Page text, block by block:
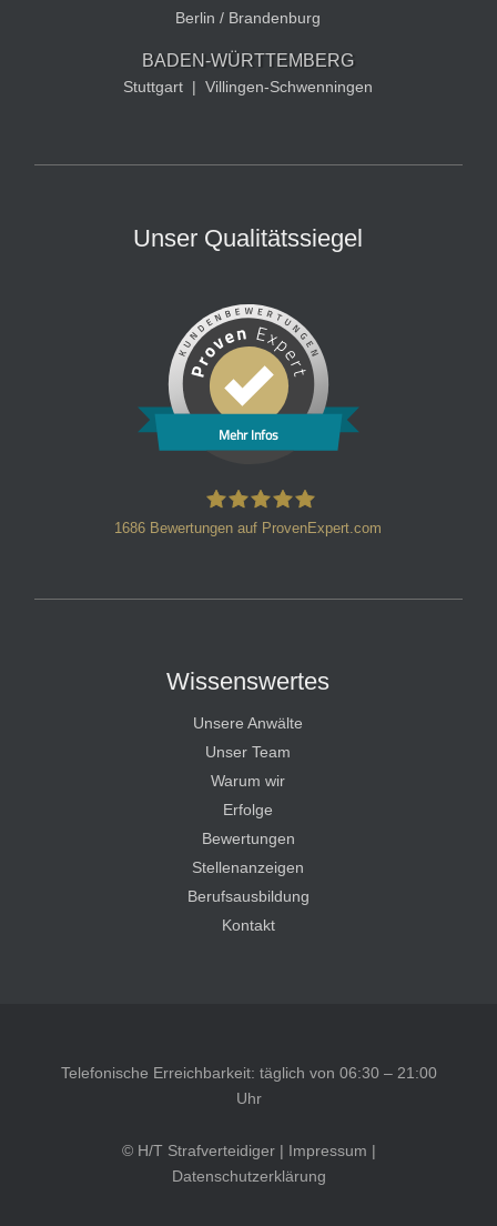
Berlin / Brandenburg
BADEN-WÜRTTEMBERG
Stuttgart | Villingen-Schwenningen
Unser Qualitätssiegel
Mehr Infos
1686 Bewertungen auf ProvenExpert.com
Wissenswertes
Unsere Anwälte
Unser Team
Warum wir
Erfolge
Bewertungen
Stellenanzeigen
Berufsausbildung
Kontakt
Telefonische Erreichbarkeit: täglich von 06:30 – 21:00
Uhr
© H/T Strafverteidiger | Impressum |
Datenschutzerklärung